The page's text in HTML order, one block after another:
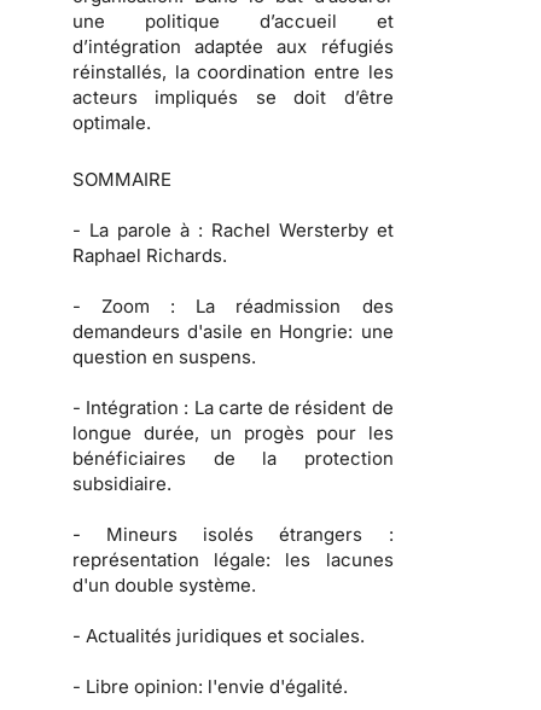
une politique d’accueil et
d’intégration adaptée aux réfugiés
réinstallés, la coordination entre les
acteurs impliqués se doit d’être
optimale.
SOMMAIRE
- La parole à : Rachel Wersterby et
Raphael Richards.
-Zoom : La réadmission des
demandeurs d'asile en Hongrie: une
question en suspens.
- Intégration : La carte de résident de
longue durée, un progès pour les
bénéficiaires de la protection
subsidiaire.
- Mineurs isolés étrangers :
représentation légale: les lacunes
d'un double système.
- Actualités juridiques et sociales.
- Libre opinion: l'envie d'égalité.